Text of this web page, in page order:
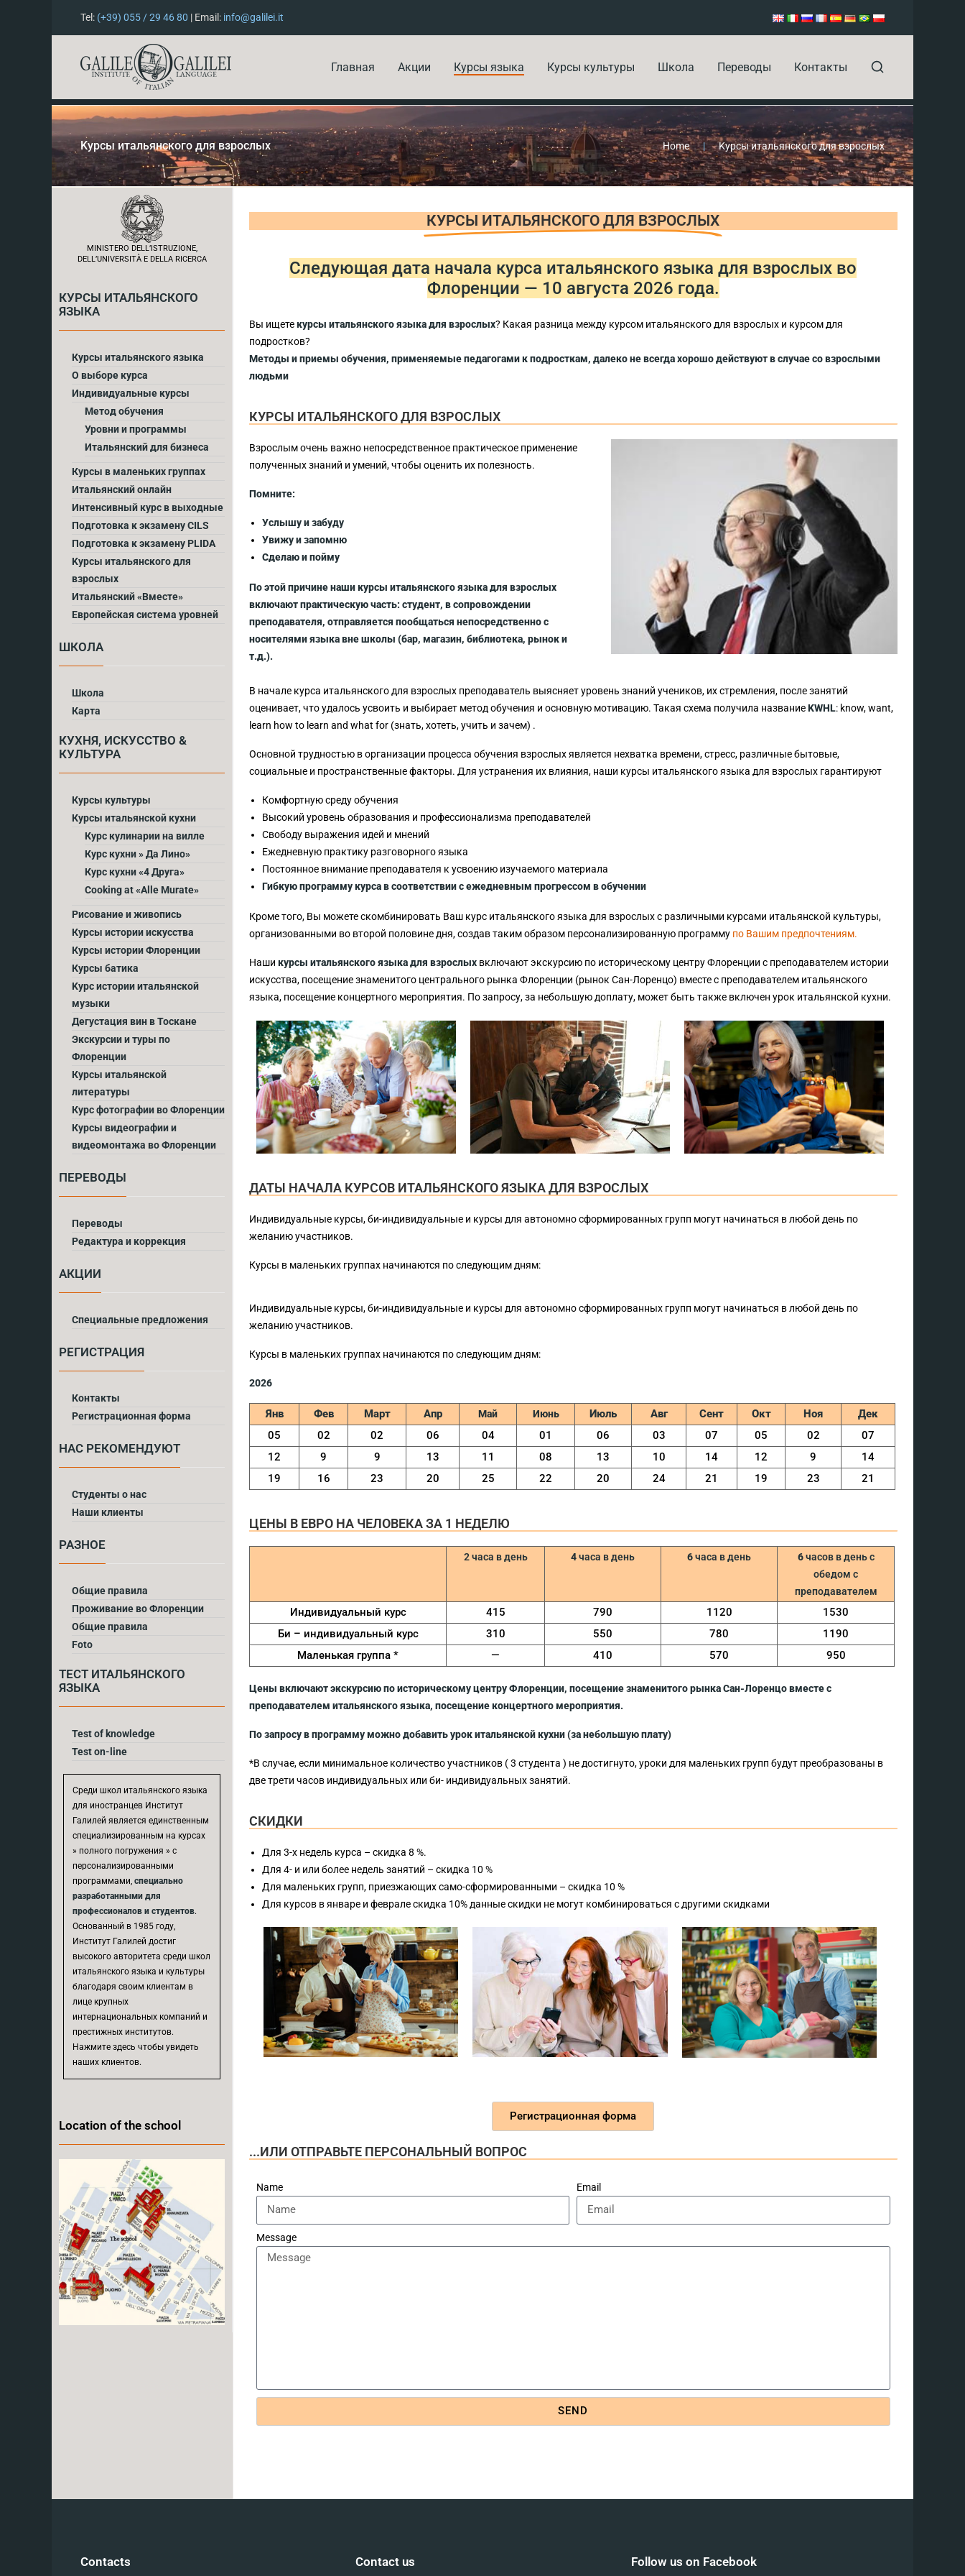
Tel: (+39) 055 / 29 46 80 | Email: info@galilei.it
Главная Акции Курсы языка Курсы культуры Школа Переводы Контакты
Kурсы итальянского для взрослых Home | Kурсы итальянского для взрослых
MINISTERO DELL’ISTRUZIONE,
DELL’UNIVERSITÀ E DELLA RICERCA
КУРСЫ ИТАЛЬЯНСКОГО
ЯЗЫКА
Курсы итальянского языка
О выборе курса
Индивидуальные курсы
Метод обучения
Уровни и программы
Итальянский для бизнеса
Курсы в маленьких группах
Итальянский онлайн
Интенсивный курс в выходные
Подготовка к экзамену CILS
Подготовка к экзамену PLIDA
Kурсы итальянского для
взрослых
Итальянский «Вместе»
Европейская система уровней
ШКОЛА
Школа
Карта
КУХНЯ, ИСКУССТВО &
КУЛЬТУРА
Курсы культуры
Курсы итальянской кухни
Курс кулинарии на вилле
Курс кухни » Да Лино»
Курс кухни «4 Друга»
Cooking at «Alle Murate»
Рисование и живопись
Курсы истории искусства
Курсы истории Флоренции
Курсы батика
Kурс истории итальянской
музыки
Дегустация вин в Тоскане
Экскурсии и туры по
Флоренции
Курсы итальянской
литературы
Курс фотографии во Флоренции
Курсы видеографии и
видеомонтажа во Флоренции
ПЕРЕВОДЫ
Переводы
Редактура и коррекция
АКЦИИ
Специальные предложения
РЕГИСТРАЦИЯ
Контакты
Регистрационная форма
НАС РЕКОМЕНДУЮТ
Cтуденты о нас
Наши клиенты
РАЗНОЕ
Общие правила
Проживание во Флоренции
Общие правила
Foto
ТЕСТ ИТАЛЬЯНСКOГО
ЯЗЫКА
Test of knowledge
Test on-line
Среди школ итальянского языка
для иностранцев Институт
Галилей является единственным
специализированным на курсах
» полного погружения » с
персонализированными
программами, специально
разработанными для
профессионалов и студентов.
Основанный в 1985 году,
Институт Галилей достиг
высокого авторитета среди школ
итальянского языка и культуры
благодаря своим клиентам в
лице крупных
интернациональных компаний и
престижных институтов.
Нажмите здесь чтобы увидеть
наших клиентов.
Location of the school
КУРСЫ ИТАЛЬЯНСКОГО ДЛЯ ВЗРОСЛЫХ
Следующая дата начала курса итальянского языка для взрослых во
Флоренции — 10 августа 2026 года.
Вы ищетекурсы итальянского языка для взрослых? Какая разница между курсом итальянского для взрослых и курсом для
подростков?
Методы и приемы обучения, применяемые педагогами к подросткам, далеко не всегда хорошо действуют в случае со взрослыми
людьми
КУРСЫ ИТАЛЬЯНСКОГО ДЛЯ ВЗРОСЛЫХ
Взрослым очень важно непосредственное практическое применение
полученных знаний и умений, чтобы оценить их полезность.
Помните:
Услышу и забуду
Увижу и запомню
Сделаю и пойму
По этой причине наши курсы итальянского языка для взрослых
включают практическую часть: студент, в сопровождении
преподавателя, отправляется пообщаться непосредственно с
носителями языка вне школы (бар, магазин, библиотека, рынок и
т.д.).
В начале курса итальянского для взрослых преподаватель выясняет уровень знаний учеников, их стремления, после занятий
оценивает, что удалось усвоить и выбирает метод обучения и основную мотивацию. Такая схема получила названиеKWHL: know, want,
learn how to learn and what for (знать, хотеть, учить и зачем) .
Основной трудностью в организации процесса обучения взрослых является нехватка времени, стресс, различные бытовые,
социальные и пространственные факторы. Для устранения их влияния, наши курсы итальянского языка для взрослых гарантируют
Комфортную среду обучения
Высокий уровень образования и профессионализма преподавателей
Свободу выражения идей и мнений
Ежедневную практику разговорного языка
Постоянное внимание преподавателя к усвоению изучаемого материала
Гибкую программу курса в соответствии с ежедневным прогрессом в обучении
Кроме того, Вы можете скомбинировать Ваш курс итальянского языка для взрослых с различными курсами итальянской культуры,
организованными во второй половине дня, создав таким образом персонализированную программу по Вашим предпочтениям.
Нашикурсы итальянского языка для взрослых включают экскурсию по историческому центру Флоренции с преподавателем истории
искусства, посещение знаменитого центрального рынка Флоренции (рынок Сан-Лоренцо) вместе с преподавателем итальянского
языка, посещение концертного мероприятия. По запросу, за небольшую доплату, может быть также включен урок итальянской кухни.
ДАТЫ НАЧАЛА КУРСОВ ИТАЛЬЯНСКОГО ЯЗЫКА ДЛЯ ВЗРОСЛЫХ
Индивидуальные курсы, би-индивидуальные и курсы для автономно сформированных групп могут начинаться в любой день по
желанию участников.
Курсы в маленьких группах начинаются по следующим дням:
Индивидуальные курсы, би-индивидуальные и курсы для автономно сформированных групп могут начинаться в любой день по
желанию участников.
Курсы в маленьких группах начинаются по следующим дням:
2026
Янв Фев Maрт Aпр Maй Июнь Июль Aвг Сент Oкт Ноя
Дек
05
02 02 06 04 01 06 03 07 05 02
07
12
9 9 13 11 08 13 10 14 12 9
14
19
16 23 20 25 22 20 24 21 19 23 21
ЦЕНЫ В ЕВРО НА ЧЕЛОВЕКА ЗА 1 НЕДЕЛЮ
2 часа в день 4часа в день 6часа в день 6часов в день с
обедом с
преподавателем
Индивидуальный курс 415 790 1120
1530
Би – индивидуальный курс
310 550 780
1190
Маленькая группа *
— 410 570 950
Цены включают экскурсию по историческому центру Флоренции, посещение знаменитого рынка Сан-Лоренцо вместе с
преподавателем итальянского языка, посещение концертного мероприятия.
По запросу в программу можно добавить урок итальянской кухни (за небольшую плату)
*В случае, если минимальное количество участников ( 3 студента ) не достигнуто, уроки для маленьких групп будут преобразованы в
две трети часов индивидуальных или би- индивидуальных занятий.
СКИДКИ
Для 3-х недель курса – скидка 8 %.
Для 4- и или более недель занятий – скидка 10 %
Для маленьких групп, приезжающих само-сформированными – скидка 10 %
Для курсов в январе и феврале скидка 10% данные скидки не могут комбинироваться с другими скидками
Регистрационная форма
...ИЛИ ОТПРАВЬТЕ ПЕРСОНАЛЬНЫЙ ВОПРОС
Name Email
Message
SEND
Contacts Contact us Follow us on Facebook